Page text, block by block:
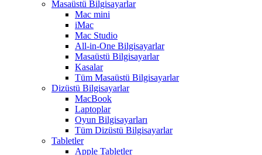
Masaüstü Bilgisayarlar
Mac mini
iMac
Mac Studio
All-in-One Bilgisayarlar
Masaüstü Bilgisayarlar
Kasalar
Tüm Masaüstü Bilgisayarlar
Dizüstü Bilgisayarlar
MacBook
Laptoplar
Oyun Bilgisayarları
Tüm Dizüstü Bilgisayarlar
Tabletler
Apple Tabletler